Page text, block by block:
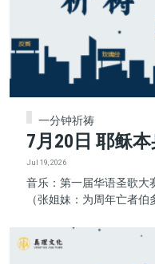
一分钟祈祷
7月20日 耶稣
Jul 19, 2026
音乐：第一届华语圣歌大
（张姐妹：为周年亡者伯